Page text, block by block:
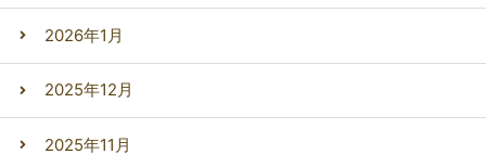
2026年1月
2025年12月
2025年11月